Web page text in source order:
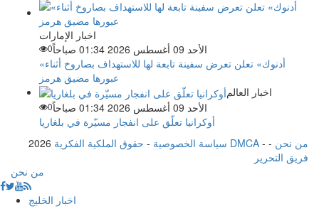
اخبار الإمارات
الأحد 09 أغسطس 2026 01:34 صباحاً
0
«أدنوك» تعلن تعرض سفينة تابعة لها للاستهداف بصاروخ أثناء
عبورها مضيق هرمز
اخبار العالم
الأحد 09 أغسطس 2026 01:34 صباحاً
0
أوكرانيا تعلّق على انفجار مسيّرة في بلغاريا
2026
سياسة الخصوصية - حقوق الملكية الفكرية DMCA - من نحن -
فريق التحرير
من نحن
اخبار الخليج